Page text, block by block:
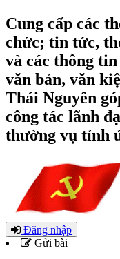
Cung cấp các
chức; tin tức,
và các thông
văn bản, văn
Thái Nguyên
công tác lãnh
thường vụ tỉnh
Đăng nhập
Gửi bài